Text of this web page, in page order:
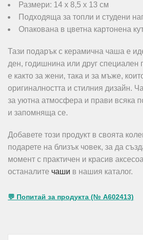
Размери: 14 x 8,5 x 13 см
Подходяща за топли и студени
Опакована в цветна картонена
Тази подарък с керамична чашa е
ден, годишнина или друг
е както за жени, така и за мъже,
оригиналността и стилния дизайн.
за уютна атмосфера и прави всяка
и запомняща се.
Добавете този продукт в своята
подарете на близък човек, за да
момент с практичен и красив
останалите чаши в нашия каталог.
💬 Попитай за продукта (№ A602413)